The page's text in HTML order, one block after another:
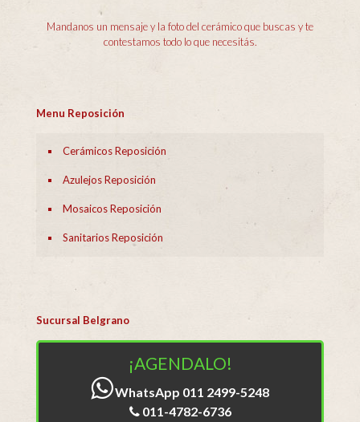
Mandanos un mensaje y la foto del cerámico que buscas y te
contestamos todo lo que necesitás.
Menu Reposición
Cerámicos Reposición
Azulejos Reposición
Mosaicos Reposición
Sanitarios Reposición
Sucursal Belgrano
¡AGENDALO!
WhatsApp 011 2499-5248
011-4782-6736